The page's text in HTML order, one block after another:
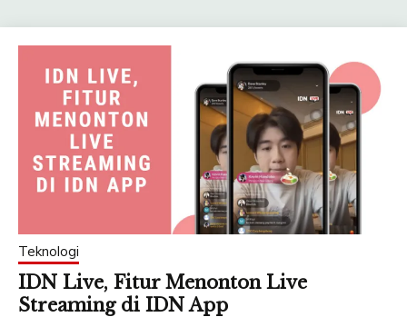
Teknologi
IDN Live, Fitur Menonton Live
Streaming di IDN App